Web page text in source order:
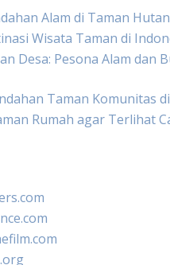
Alam di Taman
Wisata Taman di
Desa: Pesona Alam dan
Taman Komunitas
Rumah agar Terlihat